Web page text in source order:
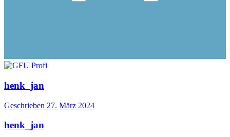
henk_jan
Geschrieben 27. März 2024
henk_jan